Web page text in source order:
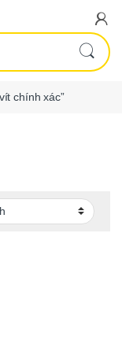
chính xác”